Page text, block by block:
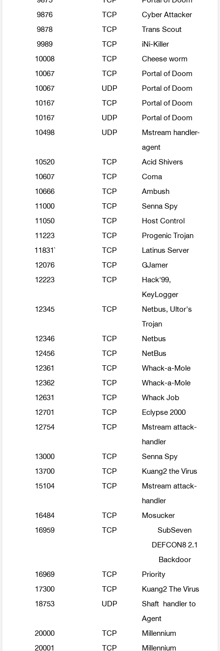
9876
TCP
Cyber Attacker
9878
TCP
Trans Scout
9989
TCP
iNi-Killer
10008
TCP
Cheese worm
10067
TCP
Portal of Doom
10067
UDP
Portal of Doom
10167
TCP
Portal of Doom
10167
UDP
Portal of Doom
10498
UDP
Mstream handler-
agent
10520
TCP
Acid Shivers
10607
TCP
Coma
10666
TCP
Ambush
11000
TCP
Senna Spy
11050
TCP
Host Control
11223
TCP
Progenic Trojan
11831`
TCP
Latinus Server
12076
TCP
GJamer
12223
TCP
Hack'99,
KeyLogger
12345
TCP
Netbus, Ultor's
Trojan
12346
TCP
Netbus
12456
TCP
NetBus
12361
TCP
Whack-a-Mole
12362
TCP
Whack-a-Mole
12631
TCP
Whack Job
12701
TCP
Eclypse 2000
12754
TCP
Mstream attack-
handler
13000
TCP
Senna Spy
13700
TCP
Kuang2 the Virus
15104
TCP
Mstream attack-
handler
16484
TCP
Mosucker
16959
TCP
SubSeven
DEFCON8 2.1
Backdoor
16969
TCP
Priority
17300
TCP
Kuang2 The Virus
18753
UDP
Shaft handler to
Agent
20000
TCP
Millennium
20001
TCP Millennium